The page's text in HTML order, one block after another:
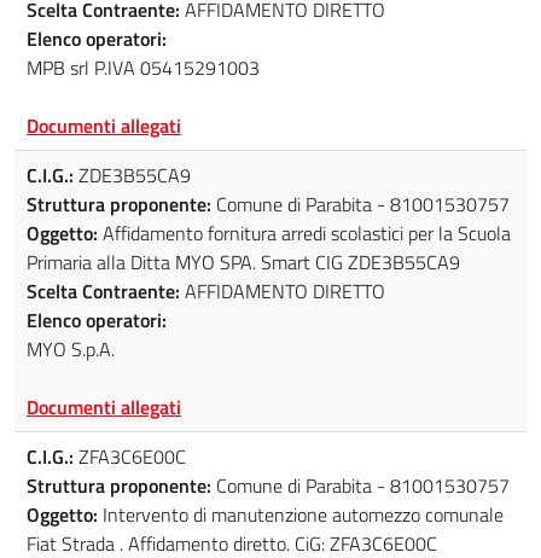
Scelta Contraente: AFFIDAMENTO DIRETTO
Elenco operatori:
MPB srl P.IVA 05415291003
Documenti allegati
C.I.G.: ZDE3B55CA9
Struttura proponente: Comune di Parabita - 81001530757
Oggetto: Affidamento fornitura arredi scolastici per la Scuola
Primaria alla Ditta MYO SPA. Smart CIG ZDE3B55CA9
Scelta Contraente: AFFIDAMENTO DIRETTO
Elenco operatori:
MYO S.p.A.
Documenti allegati
C.I.G.: ZFA3C6E00C
Struttura proponente: Comune di Parabita - 81001530757
Oggetto: Intervento di manutenzione automezzo comunale
Fiat Strada . Affidamento diretto. CiG: ZFA3C6E00C